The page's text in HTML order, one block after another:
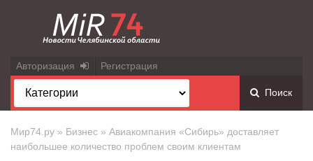
Авторизация Регистрация
Поиск
Мир74.ру » Бизнес » Авиакомпания «Сибирь» доставляет
наибольшее количество проблем своим клиентам